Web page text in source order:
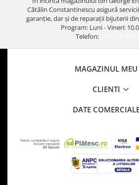
Cătălin Constantinescu asigură
garanție, dar și de reparații bijuterii
Program: Luni - Vineri:
Telefon:
MAGAZINUL MEU
CLIENTI
DATE